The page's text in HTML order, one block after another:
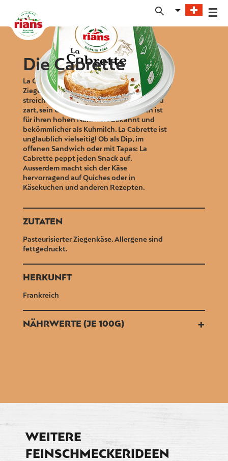
content
Die Cabrette
La Cabrette ist ein Käse aus 100 %
Ziegenmilch, der sich perfekt aufs Brot
streichen lässt. Seine Textur ist cremig und
zart, sein Geschmack mild. Ziegenmilch ist
für ihren hohen Nährwert bekannt und
bekömmlicher als Kuhmilch. La Cabrette ist
unglaublich vielseitig! Ob als Dip, im
offenen Sandwich oder mit Tapas: La
Cabrette peppt jeden Snack auf.
Ausserdem macht sich der Käse
hervorragend auf Quiches oder in
Käsekuchen und anderen Rezepten.
ZUTATEN
Pasteurisierter Ziegenkäse. Allergene sind
fettgedruckt.
HERKUNFT
Frankreich
NÄHRWERTE (JE 100G) +
WEITERE
FEINSCHMECKERIDEEN